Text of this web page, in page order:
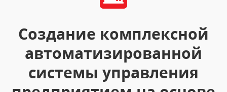
Создание комплексной
автоматизированной
системы управления